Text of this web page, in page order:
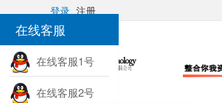
在线客服
在线客服1号
在线客服2号
登录 注册